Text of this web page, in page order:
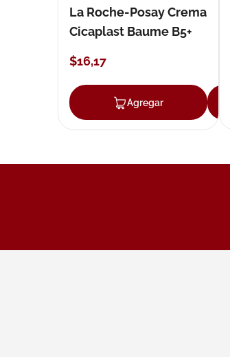
La Roche-Posay Crema
Cicaplast Baume B5+
$16,17
Agregar